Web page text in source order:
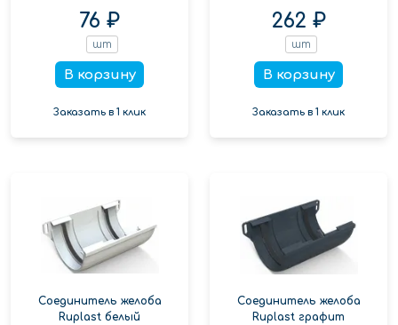
76 ₽
шт
В корзину
Заказать в 1 клик
262 ₽
шт
В корзину
Заказать в 1 клик
Соединитель желоба
Ruplast белый
Соединитель желоба
Ruplast графит